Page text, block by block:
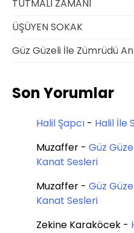
TUTMALI ZAMANI
ÜŞÜYEN SOKAK
Güz Güzeli İle Zümrüdü
Son Yorumlar
Halil Şapcı - Halil İle
Muzaffer - Güz
Kanat Sesleri
Muzaffer - Güz
Kanat Sesleri
Zekine Karaköcek -